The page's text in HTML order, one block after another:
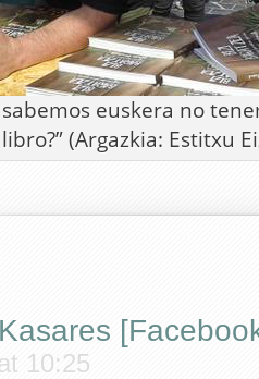
sabemos euskera no
libro?” (Argazkia: Estitxu
10:25